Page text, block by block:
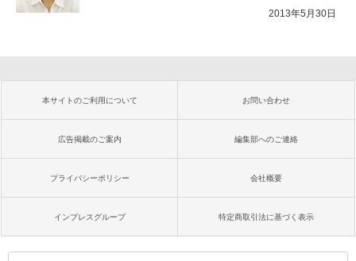
2013年5月30日
本サイトのご利用について お問い合わせ
広告掲載のご案内 編集部へのご連絡
プライバシーポリシー 会社概要
インプレスグループ 特定商取引法に基づく表示